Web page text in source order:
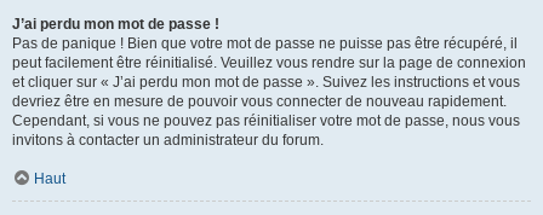
J’ai perdu mon mot de passe !
Pas de panique ! Bien que votre mot de passe ne puisse pas être récupéré, il
peut facilement être réinitialisé. Veuillez vous rendre sur la page de connexion
et cliquer sur « J’ai perdu mon mot de passe ». Suivez les instructions et vous
devriez être en mesure de pouvoir vous connecter de nouveau rapidement.
Cependant, si vous ne pouvez pas réinitialiser votre mot de passe, nous vous
invitons à contacter un administrateur du forum.
Haut